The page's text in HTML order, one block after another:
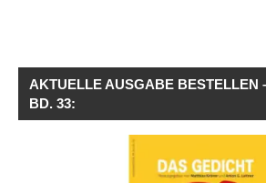
AKTUELLE AUSGABE BESTELLEN
BD. 33: